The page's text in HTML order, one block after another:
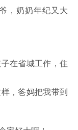
奶奶年纪又大
在省城工作，住
，爸妈把我带到